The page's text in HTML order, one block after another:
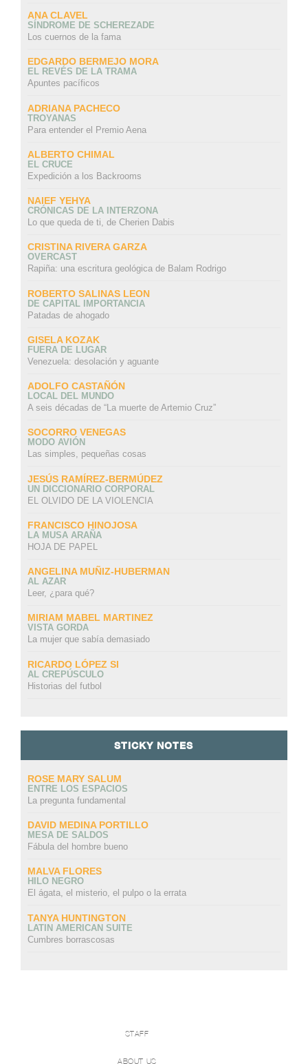
ANA CLAVEL
SÍNDROME DE SCHEREZADE
Los cuernos de la fama
EDGARDO BERMEJO MORA
EL REVÉS DE LA TRAMA
Apuntes pacíficos
ADRIANA PACHECO
TROYANAS
Para entender el Premio Aena
ALBERTO CHIMAL
EL CRUCE
Expedición a los Backrooms
NAIEF YEHYA
CRÓNICAS DE LA INTERZONA
Lo que queda de ti, de Cherien Dabis
CRISTINA RIVERA GARZA
OVERCAST
Rapiña: una escritura geológica de Balam Rodrigo
ROBERTO SALINAS LEON
DE CAPITAL IMPORTANCIA
Patadas de ahogado
GISELA KOZAK
FUERA DE LUGAR
Venezuela: desolación y aguante
ADOLFO CASTAÑÓN
LOCAL DEL MUNDO
A seis décadas de “La muerte de Artemio Cruz”
SOCORRO VENEGAS
MODO AVIÓN
Las simples, pequeñas cosas
JESÚS RAMÍREZ-BERMÚDEZ
UN DICCIONARIO CORPORAL
EL OLVIDO DE LA VIOLENCIA
FRANCISCO HINOJOSA
LA MUSA ARAÑA
HOJA DE PAPEL
ANGELINA MUÑIZ-HUBERMAN
AL AZAR
Leer, ¿para qué?
MIRIAM MABEL MARTINEZ
VISTA GORDA
La mujer que sabía demasiado
RICARDO LÓPEZ SI
AL CREPÚSCULO
Historias del futbol
STICKY NOTES
ROSE MARY SALUM
ENTRE LOS ESPACIOS
La pregunta fundamental
DAVID MEDINA PORTILLO
MESA DE SALDOS
Fábula del hombre bueno
MALVA FLORES
HILO NEGRO
El ágata, el misterio, el pulpo o la errata
TANYA HUNTINGTON
LATIN AMERICAN SUITE
Cumbres borrascosas
STAFF
ABOUT US